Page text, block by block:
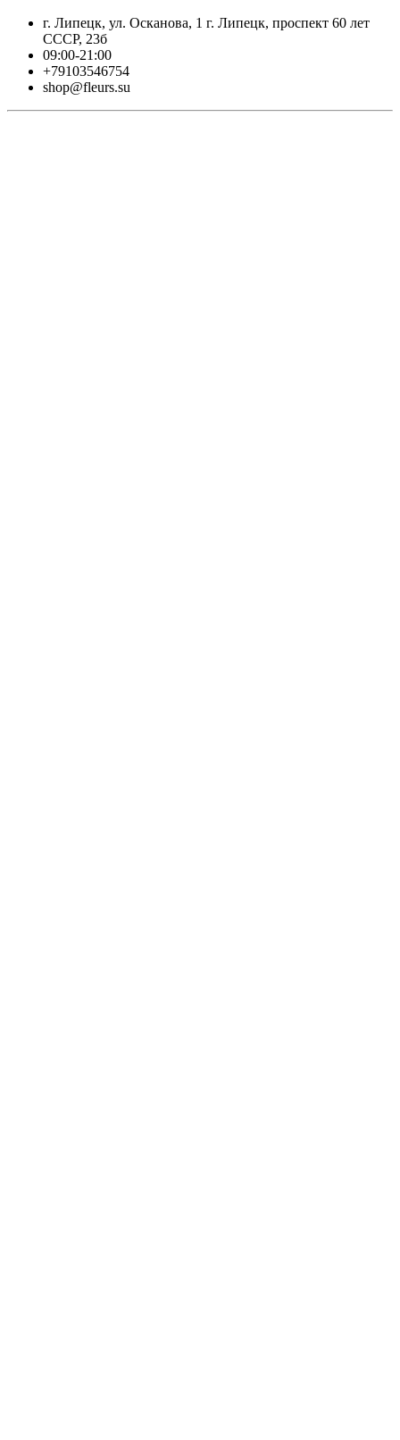
г. Липецк, ул. Осканова, 1 г. Липецк, проспект 60 лет
СССР, 23б
09:00-21:00
+79103546754
shop@fleurs.su